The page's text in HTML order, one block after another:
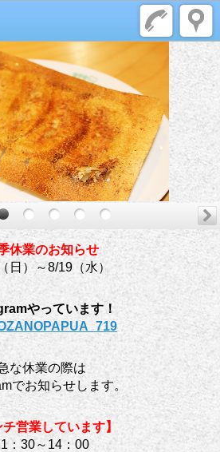
休業のお知らせ
日）～8/19（水）
やっています！
な休業の際は
でお知らせします。
チ営業しています】
：30～14：00